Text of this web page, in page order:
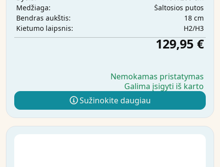
Medžiaga:
Šaltosios putos
Bendras aukštis:
18 cm
Kietumo laipsnis:
H2/H3
129,95 €
Nemokamas pristatymas
Galima įsigyti iš karto
Sužinokite daugiau